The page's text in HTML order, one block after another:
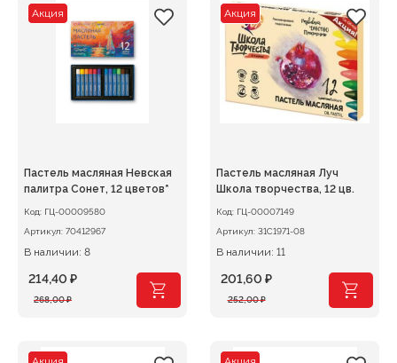
Акция
Пастель масляная Невская
палитра Сонет, 12 цветов*
Код: ГЦ-00009580
Артикул: 70412967
В наличии: 8
268,00₽
Первоначальная
268,00 ₽.
214,40 ₽
Текущая
Акция
Пастель масляная Луч
Школа творчества, 12 цв.
Код: ГЦ-00007149
Артикул: 31С1971-08
В наличии: 11
252,00₽
Первоначальная
252,00 ₽.
201,60 ₽
Текущая